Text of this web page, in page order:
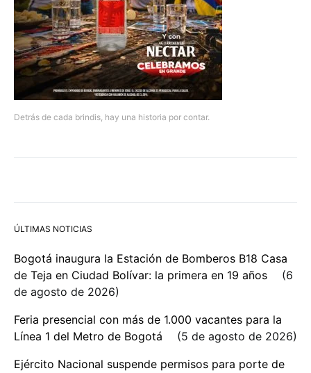
Detrás de cada brindis, hay una historia por contar.
ÚLTIMAS NOTICIAS
Bogotá inaugura la Estación de Bomberos B18 Casa
de Teja en Ciudad Bolívar: la primera en 19 años
6
de agosto de 2026
Feria presencial con más de 1.000 vacantes para la
Línea 1 del Metro de Bogotá
5 de agosto de 2026
Ejército Nacional suspende permisos para porte de